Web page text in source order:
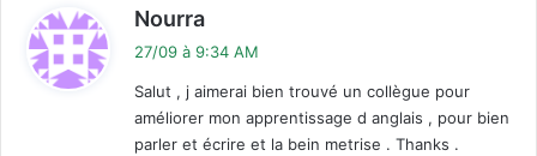
Nourra
27/09 à 9:34 AM
Salut , j aimerai bien trouvé un collègue pour
améliorer mon apprentissage d anglais , pour bien
parler et écrire et la bein metrise . Thanks .